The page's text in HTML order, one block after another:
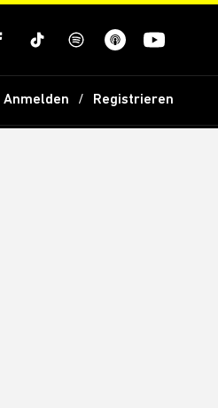
Anmelden Registrieren